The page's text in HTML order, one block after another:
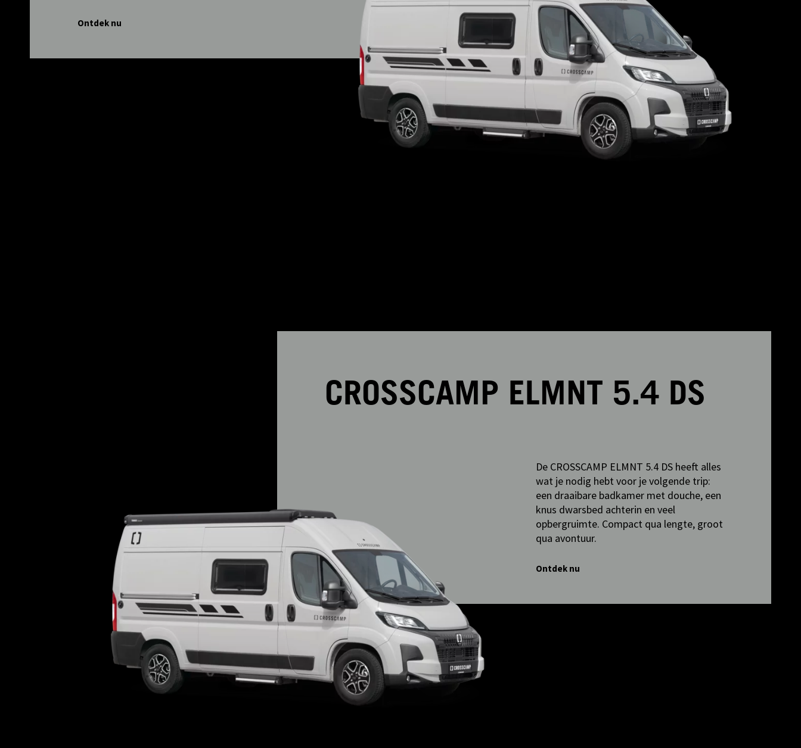
Ontdek nu
CROSSCAMP ELMNT 5.4 DS
De CROSSCAMP ELMNT 5.4 DS heeft alles
wat je nodig hebt voor je volgende trip:
een draaibare badkamer met douche, een
knus dwarsbed achterin en veel
opbergruimte. Compact qua lengte, groot
qua avontuur.
Ontdek nu